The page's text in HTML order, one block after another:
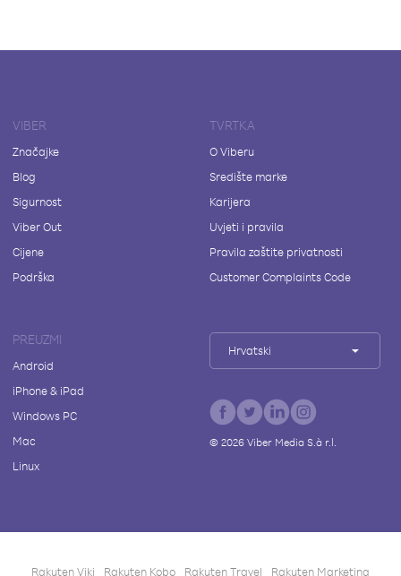
VIBER
Značajke
Blog
Sigurnost
Viber Out
Cijene
Podrška
TVRTKA
O Viberu
Središte marke
Karijera
Uvjeti i pravila
Pravila zaštite privatnosti
Customer Complaints Code
PREUZMI
Android
iPhone & iPad
Windows PC
Mac
Linux
Hrvatski
© 2026Viber Media S.à r.l.
Rakuten Viki Rakuten Kobo Rakuten Travel Rakuten Marketing